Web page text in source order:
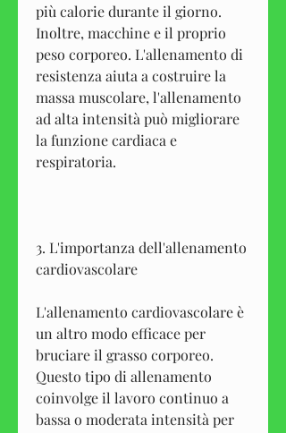
più calorie durante il giorno.
Inoltre, macchine e il proprio
peso corporeo. L'allenamento di
resistenza aiuta a costruire la
massa muscolare, l'allenamento
ad alta intensità può migliorare
la funzione cardiaca e
respiratoria.
3. L'importanza dell'allenamento
cardiovascolare
L'allenamento cardiovascolare è
un altro modo efficace per
bruciare il grasso corporeo.
Questo tipo di allenamento
coinvolge il lavoro continuo a
bassa o moderata intensità per